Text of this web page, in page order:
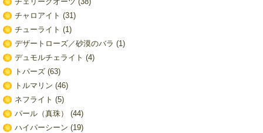
チャロアイト (31)
チューライト (1)
デザートローズ／砂漠のバラ (1)
デュモルチェライト (4)
トパーズ(63)
トルマリン (46)
ネフライト (5)
パール（真珠）
(44)
ハイパーシーン (19)